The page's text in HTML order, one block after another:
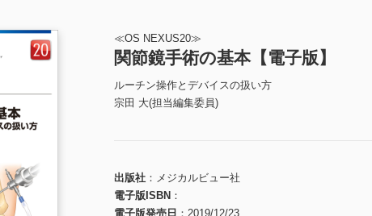
≪OS NEXUS20≫
関節鏡手術の基本【電子版】
ルーチン操作とデバイスの扱い方
宗田 大(担当編集委員)
出版社
メジカルビュー社
電子版ISBN
電子版発売日
2019/12/23